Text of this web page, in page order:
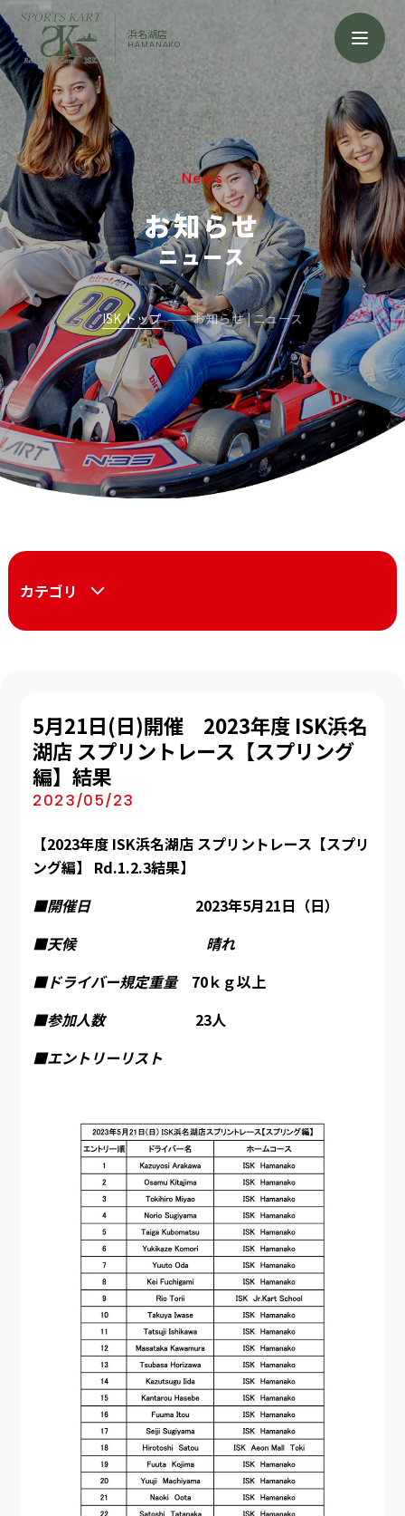
浜名湖店
HAMANAKO
News
お知らせ
ニュース
ISK トップ お知らせ | ニュース
カテゴリ
5月21日(日)開催 2023年度 ISK浜名
湖店 スプリントレース【スプリング
編】結果
2023/05/23
【2023年度 ISK浜名湖店 スプリントレース【スプリ
ング編】 Rd.1.2.3結果】
■開催日
2023年5月21日（日）
■天候 晴れ
■ドライバー規定重量
70ｋｇ以上
■参加人数
23人
■エントリーリスト